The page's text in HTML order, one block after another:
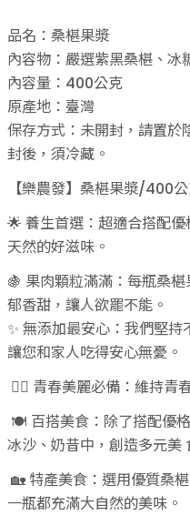
品名：桑椹果漿
內容物：嚴選紫黑桑椹、冰
內容量：400公克
原產地：臺灣
保存方式：未開封，請置於
封後，須冷藏。
【樂農發】桑椹果漿/400
🌟 養生首選：超適合搭配
天然的好滋味。
🍇 果肉顆粒滿滿：每瓶桑
郁香甜，讓人欲罷不能。
✨ 無添加最安心：我們堅持
讓您和家人吃得安心無憂。
💁‍♀️ 青春美麗必備：維持青
🍽️ 百搭美食：除了搭配優
冰沙、奶昔中，創造多元美
🏡 特產美食：選用優質桑
一瓶都充滿大自然的美味。